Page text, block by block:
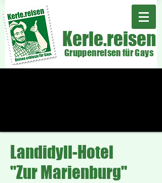
Kerle.reisen
Gruppenreisen für Gays
Landidyll-Hotel
"Zur Marienburg"